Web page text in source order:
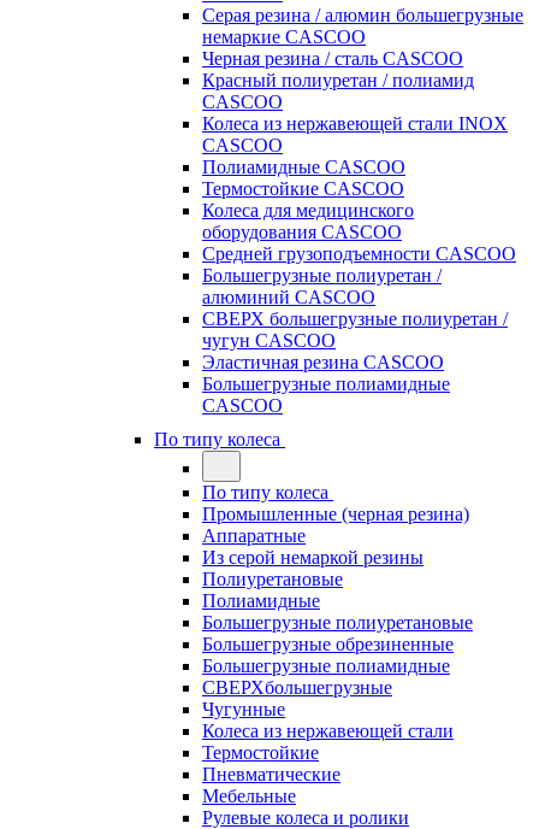
Серая резина / алюмин большегрузные
немаркие CASCOO
Черная резина / сталь CASCOO
Красный полиуретан / полиамид
CASCOO
Колеса из нержавеющей стали INOX
CASCOO
Полиамидные CASCOO
Термостойкие CASCOO
Колеса для медицинского
оборудования CASCOO
Средней грузоподъемности CASCOO
Большегрузные полиуретан /
алюминий CASCOO
СВЕРХ большегрузные полиуретан /
чугун CASCOO
Эластичная резина CASCOO
Большегрузные полиамидные
CASCOO
По типу колеса
По типу колеса
Промышленные (черная резина)
Аппаратные
Из серой немаркой резины
Полиуретановые
Полиамидные
Большегрузные полиуретановые
Большегрузные обрезиненные
Большегрузные полиамидные
СВЕРХбольшегрузные
Чугунные
Колеса из нержавеющей стали
Термостойкие
Пневматические
Мебельные
Рулевые колеса и ролики